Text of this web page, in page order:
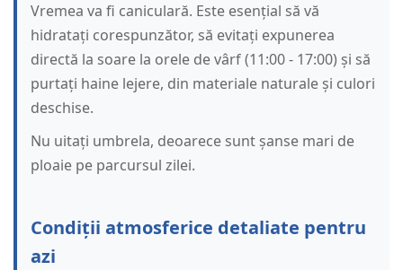
Vremea va fi caniculară. Este esențial să vă
hidratați corespunzător, să evitați expunerea
directă la soare la orele de vârf (11:00 - 17:00) și să
purtați haine lejere, din materiale naturale și culori
deschise.
Nu uitați umbrela, deoarece sunt șanse mari de
ploaie pe parcursul zilei.
Condiții atmosferice detaliate pentru
azi